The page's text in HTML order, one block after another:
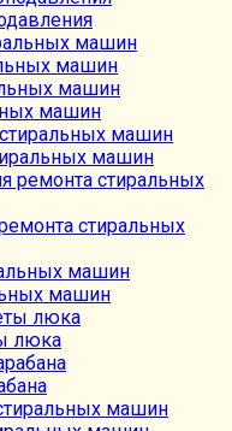
машин
машин
машин
стиральных
машин
люка